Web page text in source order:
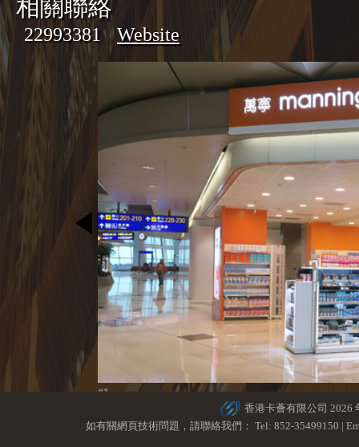
相關聯絡
22993381 Website
#1
香港卡薈有限公司 2026
如有關網頁技術問題，請聯絡我們： Tel: 852-35499150 |